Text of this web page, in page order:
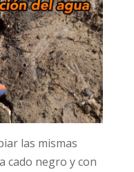
las mismas
cado negro y con